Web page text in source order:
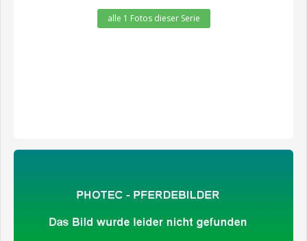
alle 1 Fotos dieser Serie